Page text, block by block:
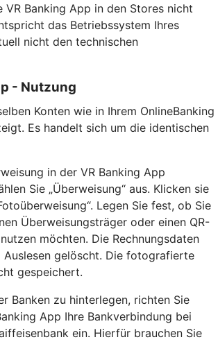
VR Banking App in den Stores nicht
das Betriebssystem Ihres
nicht den technischen
- Nutzung
Konten wie in Ihrem OnlineBanking
Es handelt sich um die identischen
in der VR Banking App
Sie „Überweisung“ aus. Klicken sie
Legen Sie fest, ob Sie
Überweisungsträger oder einen QR-
möchten. Die Rechnungsdaten
Auslesen gelöscht. Die fotografierte
gespeichert.
Banken zu hinterlegen, richten Sie
App Ihre Bankverbindung bei
ein. Hierfür brauchen Sie